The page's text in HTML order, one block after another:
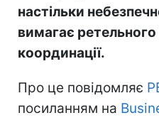
настільки
вимагає
координації.
Про це повідомляє
посиланням на